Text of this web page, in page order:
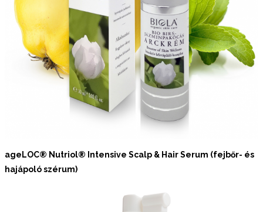
ageLOC® Nutriol® Intensive Scalp & Hair Serum (fejbőr- és
hajápoló szérum)